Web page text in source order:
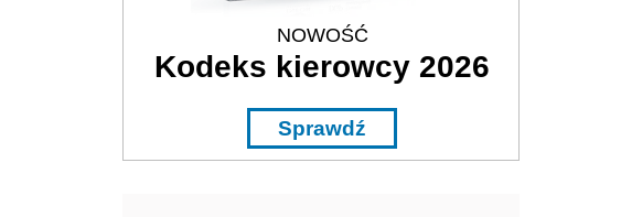
NOWOŚĆ
Kodeks kierowcy 2026
Sprawdź